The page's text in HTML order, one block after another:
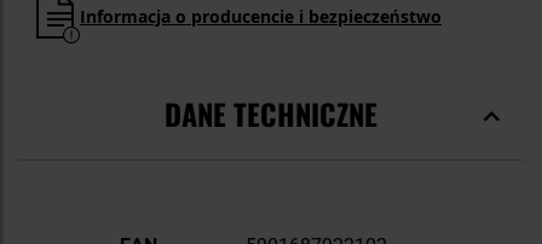
Informacja o producencie i bezpieczeństwo
DANE TECHNICZNE
Więcej